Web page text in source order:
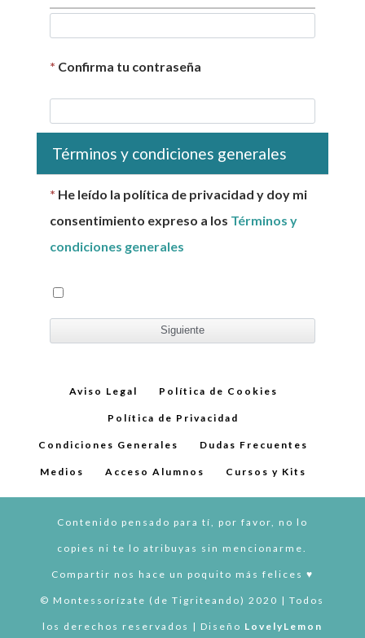
* Confirma tu contraseña
Términos y condiciones generales
* He leído la política de privacidad y doy mi
consentimiento expreso a los Términos y
condiciones generales
Aviso Legal Política de Cookies
Política de Privacidad
Condiciones Generales Dudas Frecuentes
Medios Acceso Alumnos Cursos y Kits
Contenido pensado para tí, por favor, no lo
copies ni te lo atribuyas sin mencionarme.
Compartir nos hace un poquito más felices ♥︎
© Montessorízate (de Tigriteando) 2020 | Todos
los derechos reservados | Diseño LovelyLemon